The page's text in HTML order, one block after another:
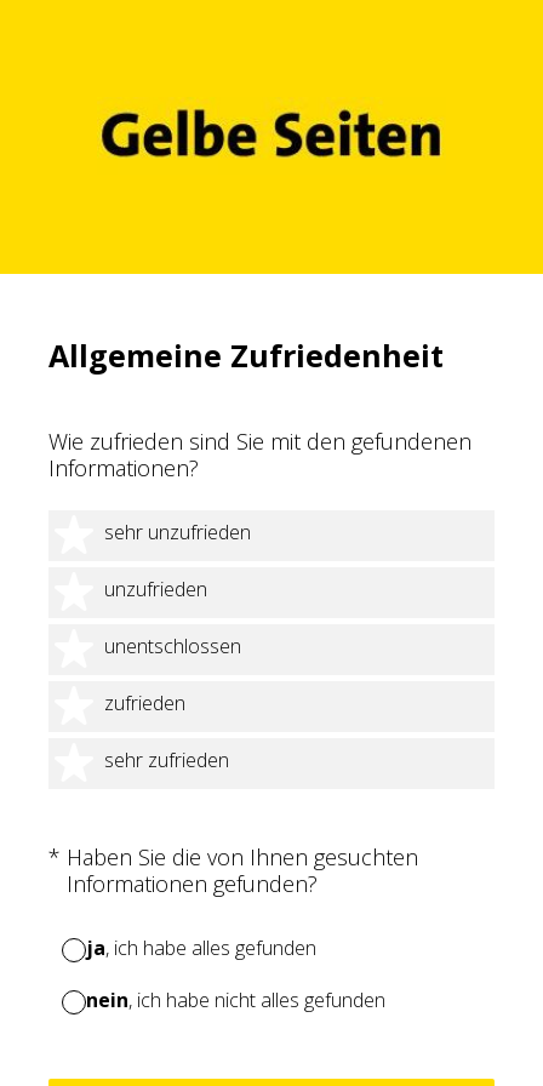
Allgemeine Zufriedenheit
Wie zufrieden sind Sie mit den gefundenen
Informationen?
sehr unzufrieden
1 Stern
unzufrieden
2 Sterne
unentschlossen
3 Sterne
zufrieden
4 Sterne
sehr zufrieden
5 Sterne
* Haben Sie die von Ihnen gesuchten
Informationen gefunden?
(Erforderlich.)
ja, ich habe alles gefunden
nein, ich habe nicht alles gefunden